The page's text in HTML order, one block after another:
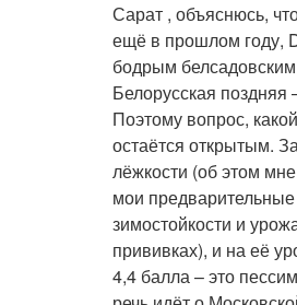
Сарат , объяснюсь,
ещё в прошлом году,
бодрым
Белорусская поздняя
Поэтому вопрос,
остаётся открытым.
лёжкости (об этом
мои
зимостойкости и
прививках), и на её
4,4 балла – это